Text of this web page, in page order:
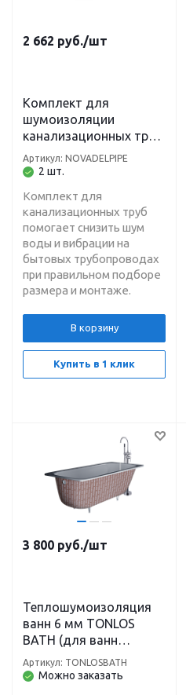
2 662 руб./шт
Комплект для
шумоизоляции
канализационных труб
NOVADEL PIPE
2 шт.
Артикул: NOVADELPIPE
Комплект для
канализационных труб
помогает снизить шум
воды и вибрации на
бытовых трубопроводах
при правильном подборе
размера и монтаже.
В корзину
Купить в 1 клик
3 800 руб./шт
Теплошумоизоляция
ванн 6 мм TONLOS
BATH (для ванн
размером 180 x 80)
Можно заказать
Артикул: TONLOSBATH